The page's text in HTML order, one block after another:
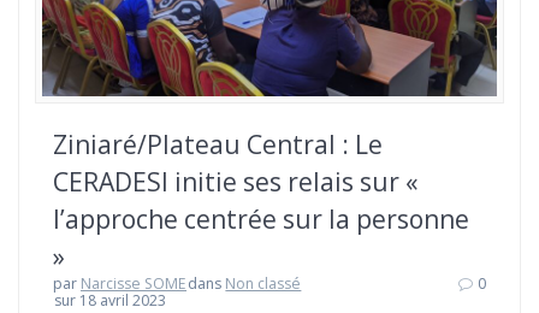
Ziniaré/Plateau Central : Le
CERADESI initie ses relais sur «
l’approche centrée sur la personne
»
par Narcisse SOMEdans Non classé
sur 18 avril 2023
0